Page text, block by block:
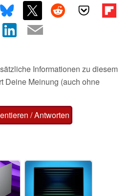
Informationen zu diesem
Deine Meinung (auch ohne
/ Antworten